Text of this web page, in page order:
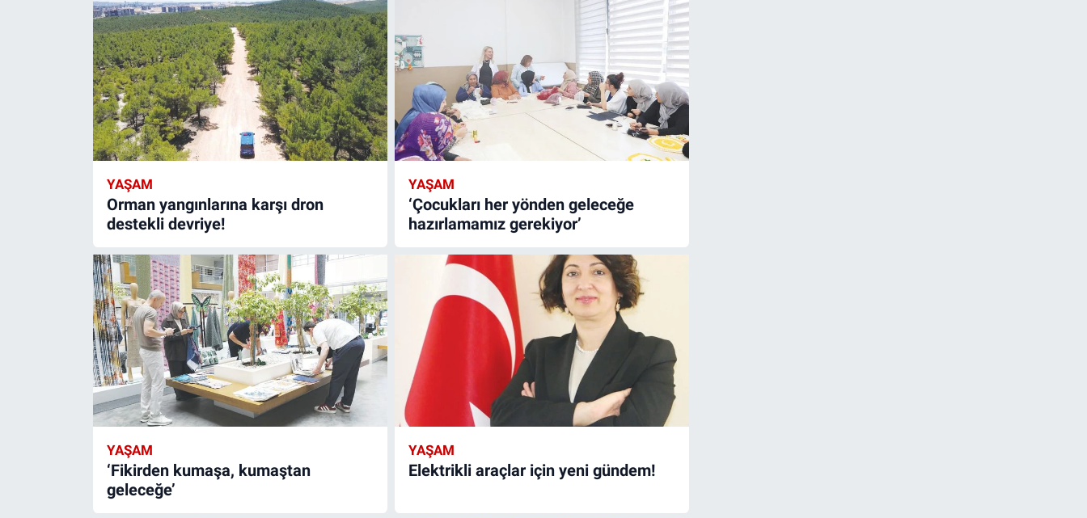
YAŞAM
Orman yangınlarına karşı dron
destekli devriye!
YAŞAM
‘Çocukları her yönden geleceğe
hazırlamamız gerekiyor’
YAŞAM
‘Fikirden kumaşa, kumaştan
geleceğe’
YAŞAM
Elektrikli araçlar için yeni gündem!